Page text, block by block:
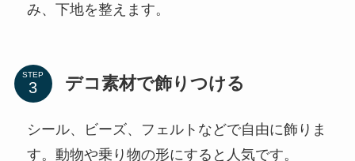
み、下地を整えます。
STEP デコ素材で飾りつける
シール、ビーズ、フェルトなどで自由に飾りま
す。動物や乗り物の形にすると人気です。